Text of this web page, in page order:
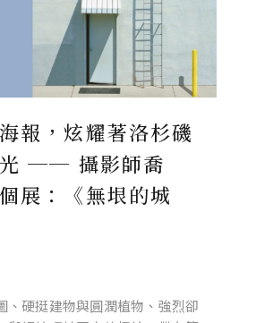
報，炫耀著洛杉磯
光 ── 攝影師喬
展：《無垠的城
、硬挺建物與圓潤植物、強烈卻